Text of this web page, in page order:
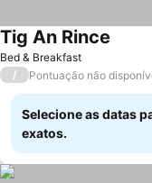
Bed & Breakfast
Tig An Rince
/ Pontuação não
Selecione as datas
exatos.